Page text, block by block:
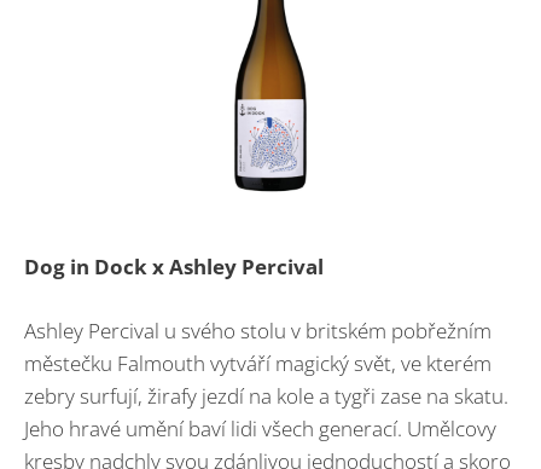
Dog in Dock x Ashley Percival
Ashley Percival u svého stolu v britském pobřežním
městečku Falmouth vytváří magický svět, ve kterém
zebry surfují, žirafy jezdí na kole a tygři zase na skatu.
Jeho hravé umění baví lidi všech generací. Umělcovy
kresby nadchly svou zdánlivou jednoduchostí a skoro